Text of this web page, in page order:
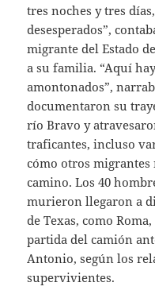
tres noches y tres
desesperados”,
migrante del Estado
a su familia. “Aquí
amontonados”,
documentaron su
río Bravo y
traficantes, incluso
cómo otros
camino. Los 40
murieron llegaron a
de Texas, como
partida del camión
Antonio, según los
supervivientes.